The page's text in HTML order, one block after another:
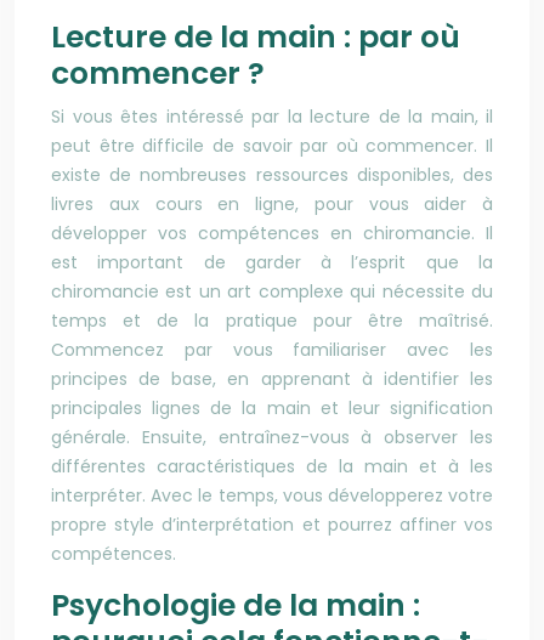
Lecture de la main : par où
commencer ?
Si vous êtes intéressé par la lecture de la main, il
peut être difficile de savoir par où commencer. Il
existe de nombreuses ressources disponibles, des
livres aux cours en ligne, pour vous aider à
développer vos compétences en chiromancie. Il
est important de garder à l’esprit que la
chiromancie est un art complexe qui nécessite du
temps et de la pratique pour être maîtrisé.
Commencez par vous familiariser avec les
principes de base, en apprenant à identifier les
principales lignes de la main et leur signification
générale. Ensuite, entraînez-vous à observer les
différentes caractéristiques de la main et à les
interpréter. Avec le temps, vous développerez votre
propre style d’interprétation et pourrez affiner vos
compétences.
Psychologie de la main :